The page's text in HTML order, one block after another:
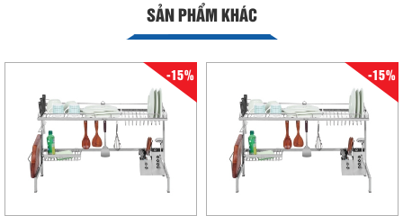
SẢN PHẨM KHÁC
-15% -15%